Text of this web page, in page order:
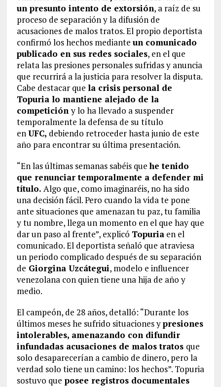
un presunto intento de extorsión, a raíz de su
proceso de separación y la difusión de
acusaciones de malos tratos. El propio deportista
confirmó los hechos mediante un comunicado
publicado en sus redes sociales, en el que
relata las presiones personales sufridas y anuncia
que recurrirá a la justicia para resolver la disputa.
Cabe destacar que la crisis personal de
Topuria lo mantiene alejado de la
competicióny lo ha llevado a suspender
temporalmente la defensa de su título
enUFC, debiendo retroceder hasta junio de este
año para encontrar su última presentación.
“En las últimas semanas sabéis quehe tenido
que renunciar temporalmente a defender mi
título. Algo que, como imaginaréis, no ha sido
una decisión fácil. Pero cuando la vida te pone
ante situaciones que amenazan tu paz, tu familia
y tu nombre, llega un momento en el que hay que
dar un paso al frente”, explicó Topuriaen el
comunicado. El deportista señaló que atraviesa
un periodo complicado después de su separación
de Giorgina Uzcátegui, modelo e influencer
venezolana con quien tiene una hija de año y
medio.
El campeón, de 28 años, detalló: “Durante los
últimos meses he sufrido situaciones ypresiones
intolerables, amenazando con difundir
infundadas acusaciones de malos tratos que
solo desaparecerían a cambio de dinero, pero la
verdad solo tiene un camino: los hechos”. Topuria
sostuvo que posee registros documentales